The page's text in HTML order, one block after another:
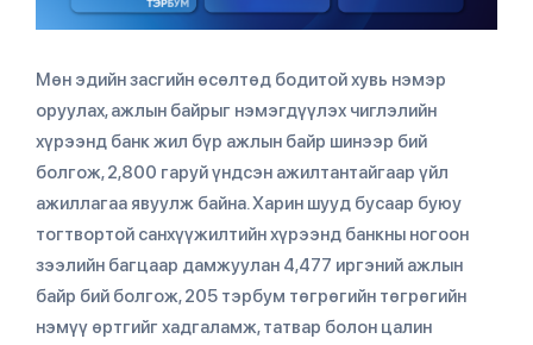
Мөн эдийн засгийн өсөлтөд бодитой хувь нэмэр
оруулах, ажлын байрыг нэмэгдүүлэх чиглэлийн
хүрээнд банк жил бүр ажлын байр шинээр бий
болгож, 2,800 гаруй үндсэн ажилтантайгаар үйл
ажиллагаа явуулж байна. Харин шууд бусаар буюу
тогтвортой санхүүжилтийн хүрээнд банкны ногоон
зээлийн багцаар дамжуулан 4,477 иргэний ажлын
байр бий болгож, 205 тэрбум төгрөгийн төгрөгийн
нэмүү өртгийг хадгаламж, татвар болон цалин